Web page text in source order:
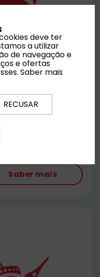
cristalinas e
Santa Maria é o
viver momentos
Saber mais
deve ter
a utilizar
de navegação e
e ofertas
Saber mais
RECUSAR